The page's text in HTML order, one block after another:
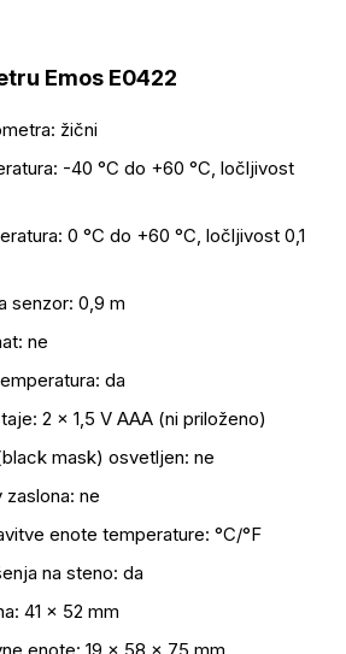
Emos E0422
žični
-40 °C do +60 °C, ločljivost
0 °C do +60 °C, ločljivost 0,1
senzor: 0,9 m
ne
da
2 × 1,5 V AAA (ni priloženo)
mask) osvetljen: ne
ne
enote temperature: °C/°F
na steno: da
41 × 52 mm